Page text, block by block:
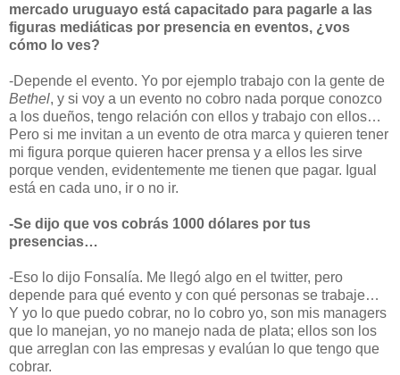
mercado uruguayo está capacitado para pagarle a las
figuras mediáticas por presencia en eventos, ¿vos
cómo lo ves?
-Depende el evento. Yo por ejemplo trabajo con la gente de
Bethel, y si voy a un evento no cobro nada porque conozco
a los dueños, tengo relación con ellos y trabajo con ellos…
Pero si me invitan a un evento de otra marca y quieren tener
mi figura porque quieren hacer prensa y a ellos les sirve
porque venden, evidentemente me tienen que pagar. Igual
está en cada uno, ir o no ir.
-Se dijo que vos cobrás 1000 dólares por tus
presencias…
-Eso lo dijo Fonsalía. Me llegó algo en el twitter, pero
depende para qué evento y con qué personas se trabaje…
Y yo lo que puedo cobrar, no lo cobro yo, son mis managers
que lo manejan, yo no manejo nada de plata; ellos son los
que arreglan con las empresas y evalúan lo que tengo que
cobrar.